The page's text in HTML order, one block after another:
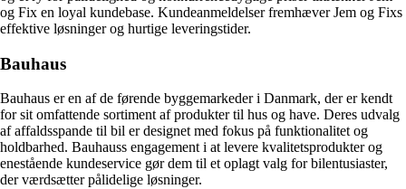
og Fix en loyal kundebase. Kundeanmeldelser fremhæver Jem og Fixs
effektive løsninger og hurtige leveringstider.
Bauhaus
Bauhaus er en af de førende byggemarkeder i Danmark, der er kendt
for sit omfattende sortiment af produkter til hus og have. Deres udvalg
af affaldsspande til bil er designet med fokus på funktionalitet og
holdbarhed. Bauhauss engagement i at levere kvalitetsprodukter og
enestående kundeservice gør dem til et oplagt valg for bilentusiaster,
der værdsætter pålidelige løsninger.